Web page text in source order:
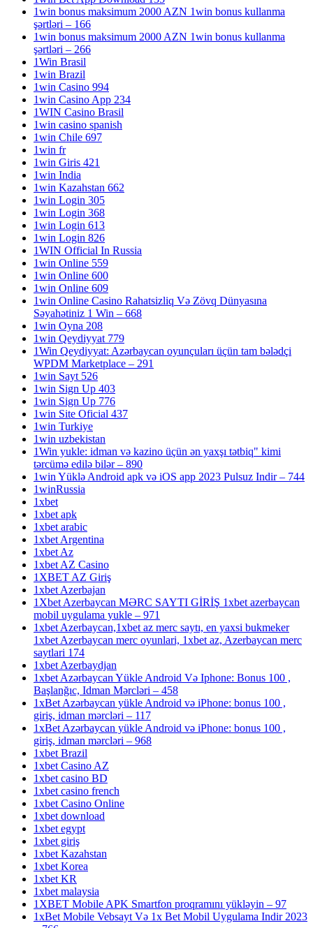
1win bonus maksimum 2000 AZN 1win bonus kullanma
şərtləri – 166
1win bonus maksimum 2000 AZN 1win bonus kullanma
şərtləri – 266
1Win Brasil
1win Brazil
1win Casino 994
1win Casino App 234
1WIN Casino Brasil
1win casino spanish
1win Chile 697
1win fr
1win Giris 421
1win India
1win Kazahstan 662
1win Login 305
1win Login 368
1win Login 613
1win Login 826
1WIN Official In Russia
1win Online 559
1win Online 600
1win Online 609
1win Online Casino Rahatsizliq Və Zövq Dünyasına
Səyahətiniz 1 Win – 668
1win Oyna 208
1win Qeydiyyat 779
1Win Qeydiyyat: Azərbaycan oyunçuları üçün tam bələdçi
WPDM Marketplace – 291
1win Sayt 526
1win Sign Up 403
1win Sign Up 776
1win Site Oficial 437
1win Turkiye
1win uzbekistan
1Win yukle: idman və kazino üçün ən yaxşı tətbiq" kimi
tərcümə edilə bilər – 890
1win Yüklə Android apk və iOS app 2023 Pulsuz Indir – 744
1winRussia
1xbet
1xbet apk
1xbet arabic
1xbet Argentina
1xbet Az
1xbet AZ Casino
1XBET AZ Giriş
1xbet Azerbajan
1Xbet Azerbaycan MƏRC SAYTI GİRİŞ 1xbet azerbaycan
mobil uygulama yukle – 971
1xbet Azerbaycan,1xbet az merc saytı, en yaxsi bukmeker
1xbet Azerbaycan merc oyunlari, 1xbet az, Azerbaycan merc
saytlari 174
1xbet Azerbaydjan
1xbet Azərbaycan Yükle Android Və Iphone: Bonus 100 ,
Başlanğıc, Idman Mərcləri – 458
1xBet Azərbaycan yükle Android və iPhone: bonus 100 ,
giriş, idman mərcləri – 117
1xBet Azərbaycan yükle Android və iPhone: bonus 100 ,
giriş, idman mərcləri – 968
1xbet Brazil
1xbet Casino AZ
1xbet casino BD
1xbet casino french
1xbet Casino Online
1xbet download
1xbet egypt
1xbet giriş
1xbet Kazahstan
1xbet Korea
1xbet KR
1xbet malaysia
1XBET Mobile APK Smartfon proqramını yükləyin – 97
1xBet Mobile Vebsayt Və 1x Bet Mobil Uygulama Indir 2023